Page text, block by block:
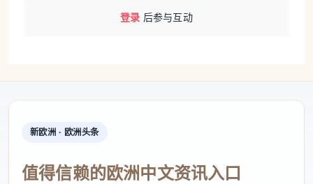
登录 后参与互动
新欧洲 · 欧洲头条
值得信赖的欧洲中文资讯入口